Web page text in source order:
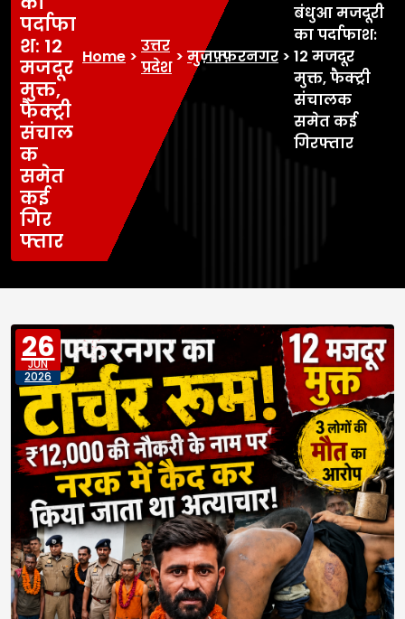
पर्दाफा
श: 12
मजदूर
मुक्त,
फैक्ट्री
संचाल
क
समेत
कई
गिर
फ्तार
Home >
उत्तर
प्रदेश
> मुज़फ़्फ़रनगर >
बंधुआ मजदूरी
का पर्दाफाश:
12 मजदूर
मुक्त, फैक्ट्री
संचालक
समेत कई
गिरफ्तार
26
JUN
2026